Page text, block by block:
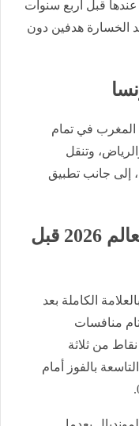
قبل أربع سنوات
2022 بقطر بعد الخسارة هدفين دون
المغرب في تمام
وتنقل
إلى جانب تطبيق
مشوار فرنسا في كأس العالم 2026 قبل
الكاملة بعد
4-1، في ختام منافسات
من ثلاثة
بالفوز أمام